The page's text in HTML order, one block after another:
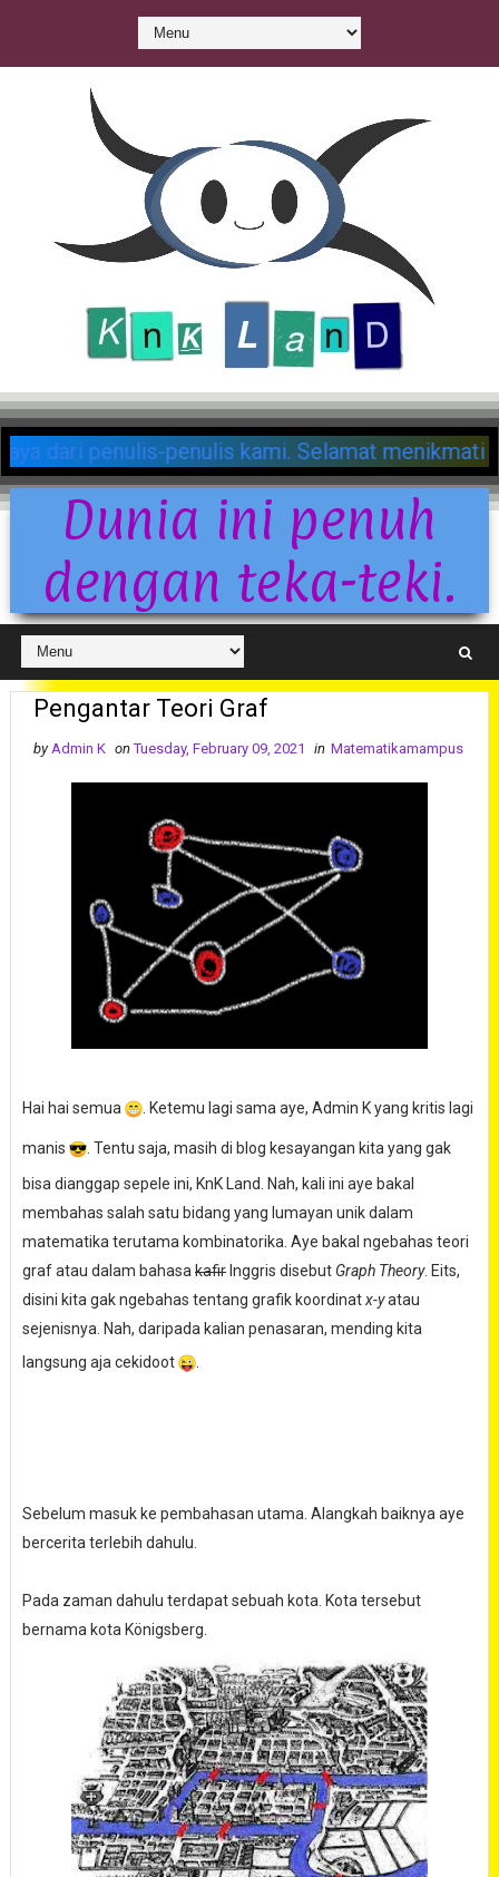
ratusan postingan berbahaya dari
Dunia ini penuh
dengan teka-teki.
Pengantar Teori Graf
by Admin K on Tuesday, February 09, 2021 in Matematikamampus
Hai hai semua . Ketemu lagi sama aye, Admin K yang kritis lagi
manis . Tentu saja, masih di blog kesayangan kita yang gak
bisa dianggap sepele ini, KnK Land. Nah, kali ini aye bakal
membahas salah satu bidang yang lumayan unik dalam
matematika terutama kombinatorika. Aye bakal ngebahas teori
graf atau dalam bahasa kafirInggris disebut Graph Theory. Eits,
disini kita gak ngebahas tentang grafik koordinatx-yatau
sejenisnya. Nah, daripada kalian penasaran, mending kita
langsung aja cekidoot
.
Sebelum masuk ke pembahasan utama. Alangkah baiknya aye
bercerita terlebih dahulu.
Pada zaman dahulu terdapat sebuah kota. Kota tersebut
bernama kota Königsberg.